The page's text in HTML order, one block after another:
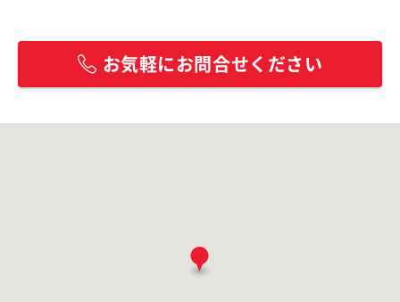
お気軽にお問合せください